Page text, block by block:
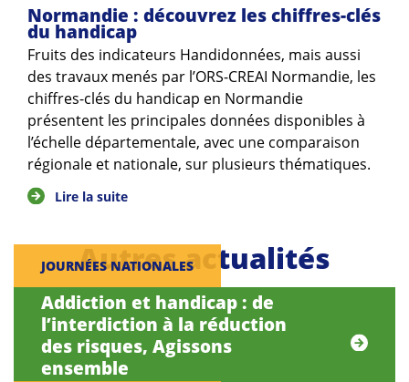
Normandie : découvrez les chiffres-clés
du handicap
Fruits des indicateurs Handidonnées, mais aussi
des travaux menés par l’ORS-CREAI Normandie, les
chiffres-clés du handicap en Normandie
présentent les principales données disponibles à
l’échelle départementale, avec une comparaison
régionale et nationale, sur plusieurs thématiques.
Lire la suite
Autres actualités
JOURNÉES NATIONALES
Addiction et handicap : de
l’interdiction à la réduction
des risques, Agissons
ensemble